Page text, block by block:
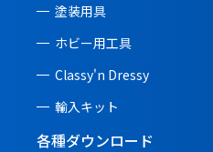
塗装用具
ホビー用工具
Classy'n Dressy
輸入キット
各種ダウンロード